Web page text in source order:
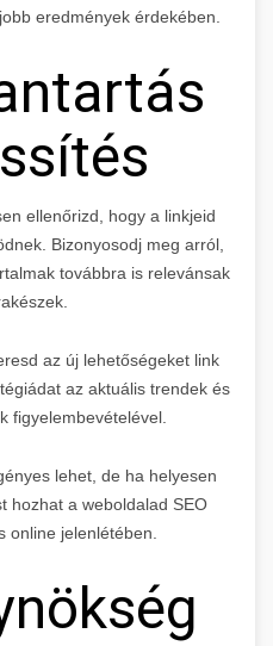
eredmények érdekében.
ellenőrizd, hogy a linkjeid
Bizonyosodj meg arról,
továbbra is relevánsak
az új lehetőségeket link
az aktuális trendek és
figyelembevételével.
lehet, de ha helyesen
hozhat a weboldalad SEO
online jelenlétében.